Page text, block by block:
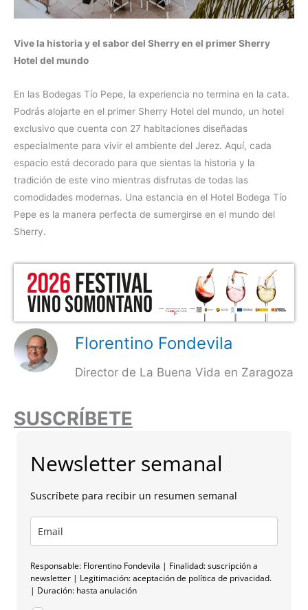
Vive la historia y el sabor del Sherry en el primer Sherry
Hotel del mundo
En las Bodegas Tío Pepe, la experiencia no termina en la cata.
Podrás alojarte en el primer Sherry Hotel del mundo, un hotel
exclusivo que cuenta con 27 habitaciones diseñadas
especialmente para vivir el ambiente del Jerez. Aquí, cada
espacio está decorado para que sientas la historia y la
tradición de este vino mientras disfrutas de todas las
comodidades modernas. Una estancia en el Hotel Bodega Tío
Pepe es la manera perfecta de sumergirse en el mundo del
Sherry.
Florentino Fondevila
Director de La Buena Vida en Zaragoza
SUSCRÍBETE
Newsletter semanal
Suscríbete para recibir un resumen semanal
Responsable: Florentino Fondevila | Finalidad: suscripción a
newsletter | Legitimación: aceptación de política de privacidad.
| Duración: hasta anulación